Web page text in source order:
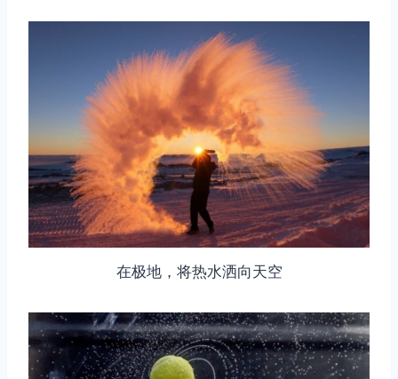
在极地，将热水洒向天空